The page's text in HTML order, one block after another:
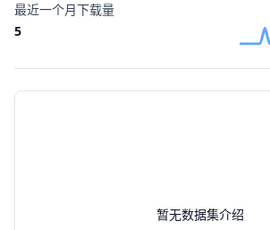
暂无数据集介绍
最近一个月下载量
5